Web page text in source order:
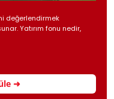
değerlendirmek
Yatırım fonu nedir,
➜